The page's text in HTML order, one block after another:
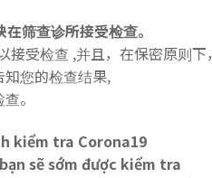
筛查诊所接受检查。
接受检查 ,并且，在保密原则下，
您的检查结果,
。
kiểm tra Corona19
sẽ sớm được kiểm tra